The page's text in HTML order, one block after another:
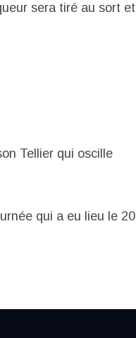
sera tiré au sort et
Tellier qui oscille
qui a eu lieu le 20